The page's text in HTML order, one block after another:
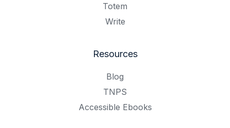
Totem
Write
Resources
Blog
TNPS
Accessible Ebooks